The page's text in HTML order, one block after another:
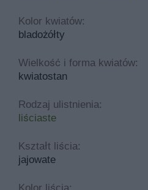
Kolor kwiatów:
bladożółty
Wielkość i forma kwiatów:
kwiatostan
Rodzaj ulistnienia:
liściaste
Kształt liścia:
jajowate